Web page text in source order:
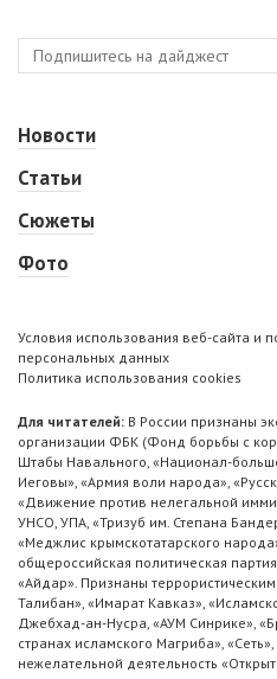
Новости
Статьи
Сюжеты
Фото
Условия использования веб-сайта и
персональных данных
Политика использования cookies
Для читателей: В России признаны
организации ФБК (Фонд борьбы с
Штабы Навального, «Национал-
Иеговы», «Армия воли народа»,
«Движение против нелегальной
УНСО, УПА, «Тризуб им. Степана
«Меджлис крымскотатарского
общероссийская политическая
«Айдар». Признаны
Талибан», «Имарат Кавказ»,
Джебхад-ан-Нусра, «АУМ Синрике»,
странах исламского Магриба»,
нежелательной деятельность